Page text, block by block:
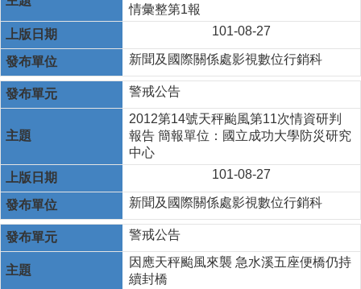
情彙整第1報
101-08-27
新聞及國際關係處影視數位行銷科
警戒公告
2012第14號天秤颱風第11次情資研判
報告 簡報單位：國立成功大學防災研究
中心
101-08-27
新聞及國際關係處影視數位行銷科
警戒公告
因應天秤颱風來襲 急水溪五座便橋仍持
續封橋